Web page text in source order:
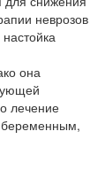
неврозов
она
лечение
беременным,